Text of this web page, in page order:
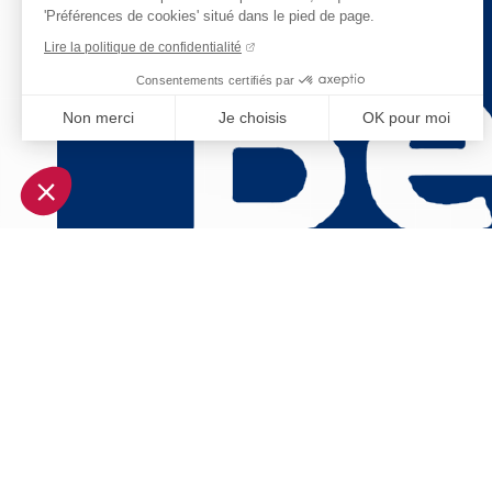
'Préférences de cookies' situé dans le pied de page.
Lire la politique de confidentialité
Consentements certifiés par
Non merci Je choisis OK pour moi
Plateforme de Gestion du Consentement : Personnalisez
Notre plateforme vous permet d'adapter et de gérer vos